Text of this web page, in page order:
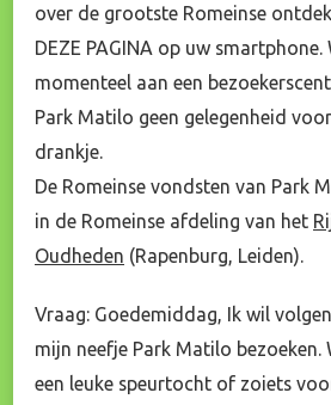
over de grootste Romeinse
DEZE PAGINA op uw smartphone.
momenteel aan een
Park Matilo geen gelegenheid
drankje.
De Romeinse vondsten van Park
in de Romeinse afdeling van het
Oudheden (Rapenburg, Leiden).
Vraag: Goedemiddag, Ik wil
mijn neefje Park Matilo bezoeken.
een leuke speurtocht of zoiets